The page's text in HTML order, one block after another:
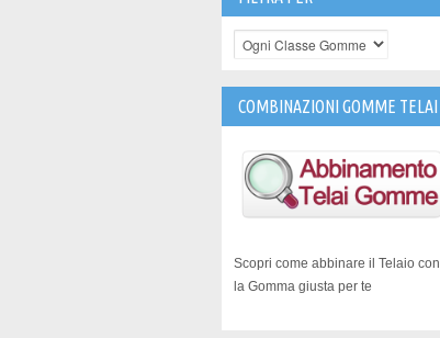
COMBINAZIONI GOMME TELAI
Scopri come abbinare il Telaio con
la Gomma giusta per te